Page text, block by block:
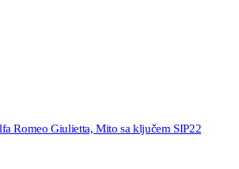
Romeo Giulietta, Mito sa ključem SIP22